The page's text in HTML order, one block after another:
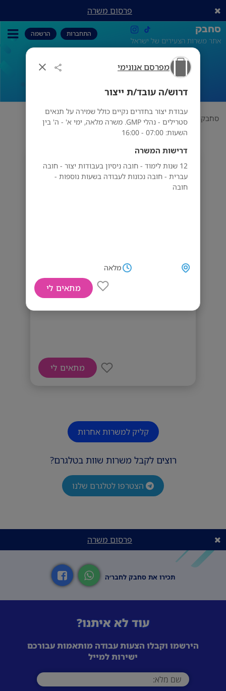
מפרסם אנונימי
דרוש/ה עובד/ת ייצור
עבודת יצור בחדרים נקיים כולל שמירה על תנאים
סטרילים - נהלי GMP. משרה מלאה, ימי א' - ה' בין
השעות: 07:00 - 16:00
דרישות המשרה
12 שנות לימוד - חובה ניסיון בעבודות יצור - חובה
עברית - חובה נכונות לעבודה בשעות נוספות -
חובה
מלאה
מתאים לי
פרסום משרה
סחבק
אתר משרות הצעירים של ישראל
התחברות הרשמה
דרוש/ה עובד/ת ייצור
סחבק תחום מפרסם אנונימי דרוש/ה עובד/ת ייצור
מפרסם אנונימי
מתאים לי
קליק למשרות אחרות
רוצים לקבל משרות שוות בטלגרם?
הצטרפו לטלגרם שלנו
פרסום משרה
תכירו את סחבק לחבר׳ה
עוד לא איתנו?
הירשמו וקבלו הצעות עבודה מותאמות עבורכם
ישירות למייל